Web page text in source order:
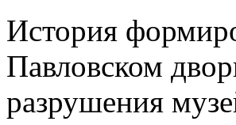
История
Павловском
разрушения